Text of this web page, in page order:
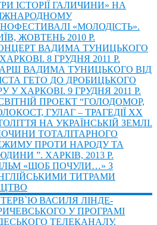
ІСТОРІЇ ГАЛИЧИНИ» НА
«МОЛОДІСТЬ».
ЖОВТЕНЬ 2010 Р.
ВАДИМА ТУНИЦЬКОГО
8 ГРУДНЯ 2011 Р.
ВАДИМА ТУНИЦЬКОГО ВІД
ГЕТО ДО ДРОБИЦЬКОГО
У ХАРКОВІ. 9 ГРУДНЯ 2011 Р.
ПРОЕКТ “ГОЛОДОМОР,
ГУЛАГ – ТРАГЕДІЇ ХХ
НА УКРАЇНСЬКІЙ ЗЕМЛІ.
ТОТАЛІТАРНОГО
ПРОТИ НАРОДУ ТА
”. ХАРКІВ, 2013 Р.
«ЩОБ ПОЧУЛИ…» З
ТИТРАМИ
ВАСИЛЯ ЛІНДЕ-
У ПРОГРАМІ
ТЕЛЕКАНАЛУ.